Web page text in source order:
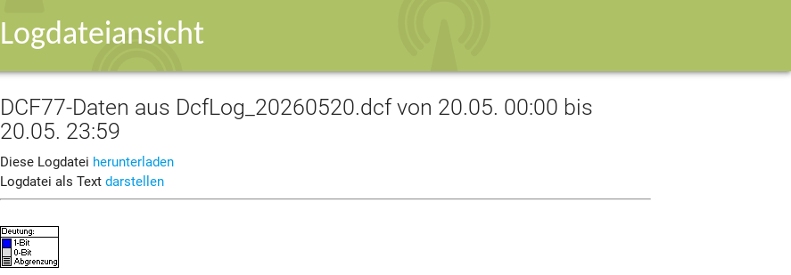
Logdateiansicht
DCF77-Daten aus DcfLog_20260520.dcf von 20.05. 00:00 bis
20.05. 23:59
Diese Logdatei herunterladen
Logdatei als Text darstellen